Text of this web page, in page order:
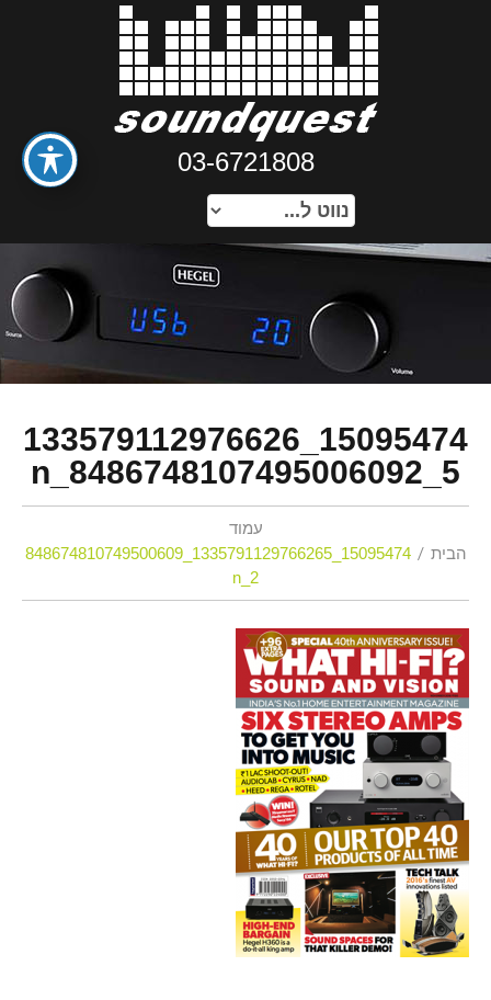
03-6721808
15095474_133579112976626
5_8486748107495006092_n
עמוד
הבית
15095474_1335791129766265_848674810749500609
2_n